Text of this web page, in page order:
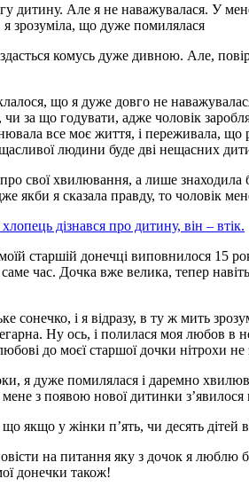
дитину. Але я не наважувалася. У
зрозуміла, що дуже помилялася
комусь дуже дивною. Але,
що я дуже довго не
чи за що годувати, адже чоловік
все моє життя, і переживала, що
щасливої людини буде дві нещасних
свої хвилювання, а лише знаходила
якби я сказала правду, то чоловік
хлопець дізнався про дитину, він – втік.
старшій донечці виповнилося 15
саме час. Дочка вже велика, тепер
сонечко, і я відразу, в ту ж мить
Ну ось, і полилася моя любов в
до моєї старшої дочки нітрохи
я дуже помилялася і даремно
з появою нової дитинки
що якщо у жінки п’ять, чи десять
на питання яку з дочок я люблю
донечки також!